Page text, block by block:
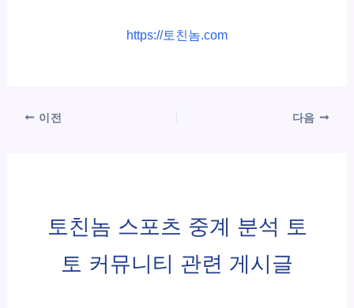
https://토친놈.com
이전 다음
토친놈 스포츠 중계 분석 토
토 커뮤니티 관련 게시글